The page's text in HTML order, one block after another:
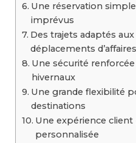
Une réservation
imprévus
Des trajets adaptés
déplacements d’affaires
Une sécurité
hivernaux
Une grande flexibilité
destinations
Une expérience
personnalisée